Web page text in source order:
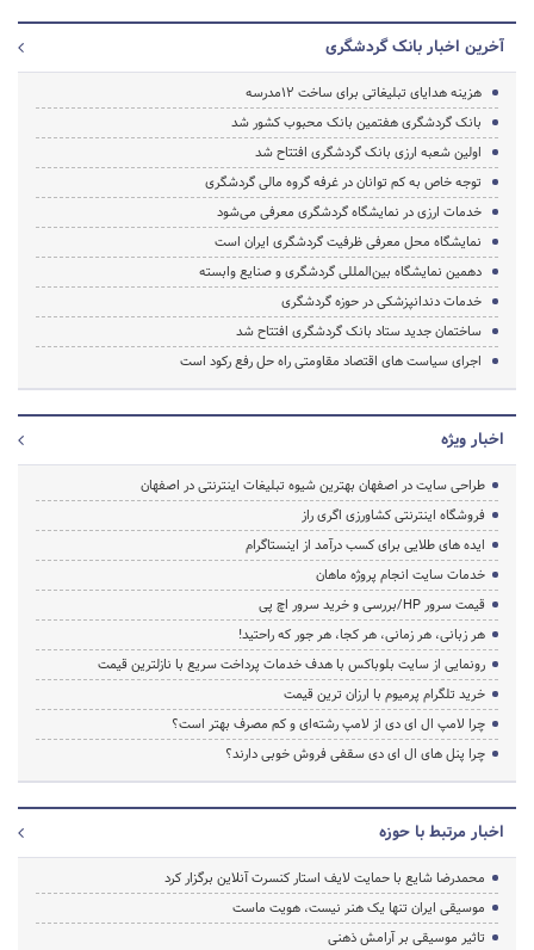
آخرین اخبار بانک گردشگری
هزینه هدایای تبلیغاتی برای ساخت 12مدرسه
بانک گردشگری هفتمین بانک محبوب کشور شد
اولین شعبه ارزی بانک گردشگری افتتاح شد
توجه خاص به کم توانان در غرفه گروه مالی گردشگری
خدمات ارزی در نمایشگاه گردشگری معرفی می‌شود
نمایشگاه محل معرفی ظرفیت گردشگری ایران است
دهمین نمایشگاه بین‌المللی گردشگری و صنایع وابسته
خدمات دندانپزشکی در حوزه گردشگری
ساختمان جدید ستاد بانک گردشگری افتتاح شد
اجرای سیاست های اقتصاد مقاومتی راه حل رفع رکود است
اخبار ویژه
طراحی سایت در اصفهان بهترین شیوه تبلیغات اینترنتی در اصفهان
فروشگاه اینترنتی کشاورزی اگری راز
ایده های طلایی برای کسب درآمد از اینستاگرام
خدمات سایت انجام پروژه ماهان
قیمت سرور HP/بررسی و خرید سرور اچ پی
هر زبانی، هر زمانی، هر کجا، هر جور که راحتید!
رونمایی از سایت بلوباکس با هدف خدمات پرداخت سریع با نازلترین قیمت
خرید تلگرام پرمیوم با ارزان ترین قیمت
چرا لامپ ال ای دی از لامپ رشته‌ای و کم مصرف بهتر است؟
چرا پنل های ال ای دی سقفی فروش خوبی دارند؟
اخبار مرتبط با حوزه
محمدرضا شایع با حمایت لایف استار کنسرت آنلاین برگزار کرد
موسیقی ایران تنها یک هنر نیست، هویت ماست
تاثیر موسیقی بر آرامش ذهنی